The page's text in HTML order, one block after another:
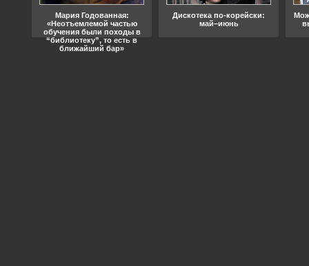
Мария Годованная:
«Неотъемлемой частью
обучения были походы в
“библиотеку”, то есть в
ближайший бар»
Дискотека по-корейски:
май–июнь